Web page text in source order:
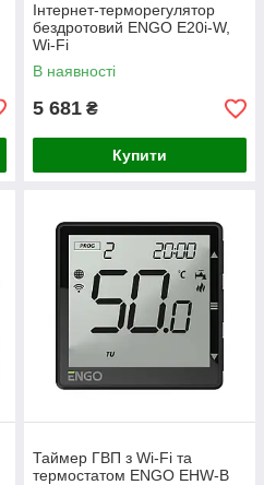
Інтернет-терморегулятор
бездротовий ENGO E20i-W,
Wi-Fi
В наявності
5 681 ₴
Купити
Таймер ГВП з Wi-Fi та
термостатом ENGO EHW-B